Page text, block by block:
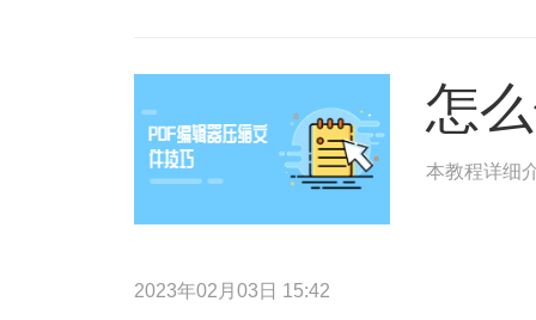
怎
本教程详细
2023年02月03日 15:42